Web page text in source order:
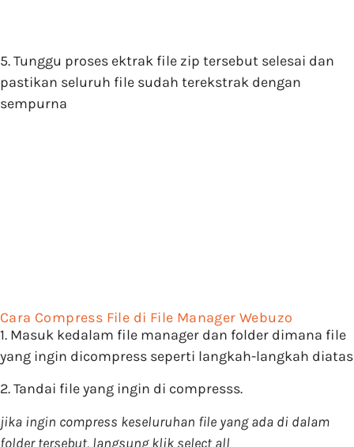
5. Tunggu proses ektrak file zip tersebut selesai dan
pastikan seluruh file sudah terekstrak dengan
sempurna
Cara Compress File di File Manager Webuzo
1. Masuk kedalam file manager dan folder dimana file
yang ingin dicompress seperti langkah-langkah diatas
2. Tandai file yang ingin di compresss.
jika ingin compress keseluruhan file yang ada di dalam
folder tersebut, langsung klik select all